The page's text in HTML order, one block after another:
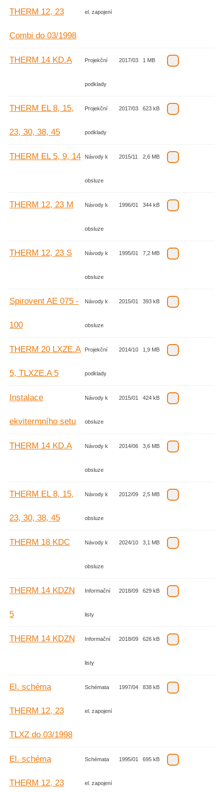
THERM 12, 23
Combi do 03/1998
el. zapojení
THERM 14 KD.A Projekční
podklady
2017/03 1 MB
THERM EL 8, 15,
23, 30, 38, 45
Projekční
podklady
2017/03 623 kB
THERM EL 5, 9, 14 Návody k
obsluze
2015/11 2,6 MB
THERM 12, 23 M Návody k
obsluze
1996/01 344 kB
THERM 12, 23 S Návody k
obsluze
1995/01 7,2 MB
Spirovent AE 075 -
100
Návody k
obsluze
2015/01 393 kB
THERM 20 LXZE.A
5, TLXZE.A 5
Projekční
podklady
2014/10 1,9 MB
Instalace
ekvitermního setu
Návody k
obsluze
2015/01 424 kB
THERM 14 KD.A Návody k
obsluze
2014/06 3,6 MB
THERM EL 8, 15,
23, 30, 38, 45
Návody k
obsluze
2012/09 2,5 MB
THERM 18 KDC Návody k
obsluze
2024/10 3,1 MB
THERM 14 KDZN
5
Informační
listy
2018/09 629 kB
THERM 14 KDZN Informační
listy
2018/09 626 kB
El. schéma
THERM 12, 23
TLXZ do 03/1998
Schémata
el. zapojení
1997/04 838 kB
El. schéma
THERM 12, 23
Schémata
el. zapojení
1995/01 695 kB